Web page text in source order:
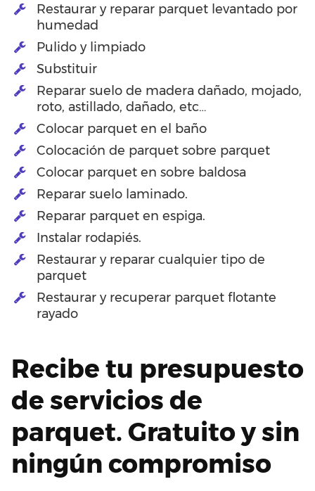
Restaurar y reparar parquet levantado por
humedad
Pulido y limpiado
Substituir
Reparar suelo de madera dañado, mojado,
roto, astillado, dañado, etc…
Colocar parquet en el baño
Colocación de parquet sobre parquet
Colocar parquet en sobre baldosa
Reparar suelo laminado.
Reparar parquet en espiga.
Instalar rodapiés.
Restaurar y reparar cualquier tipo de
parquet
Restaurar y recuperar parquet flotante
rayado
Recibe tu presupuesto
de servicios de
parquet. Gratuito y sin
ningún compromiso